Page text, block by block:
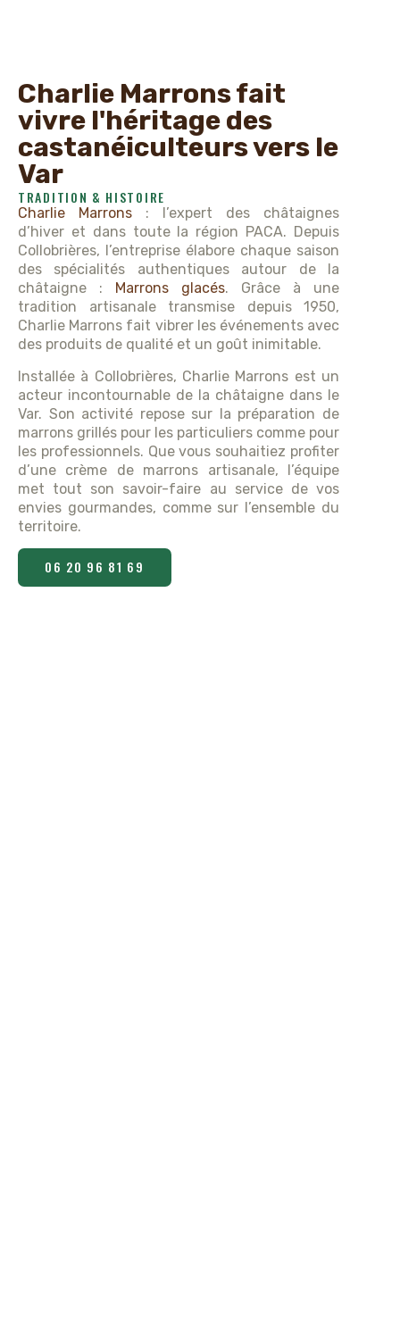
Charlie Marrons fait
vivre l'héritage des
castanéiculteurs vers le
Var
TRADITION & HISTOIRE
Charlie Marrons : l’expert des châtaignes
d’hiver et dans toute la région PACA. Depuis
Collobrières, l’entreprise élabore chaque saison
des spécialités authentiques autour de la
châtaigne :
Marrons glacés. Grâce à une
tradition artisanale transmise depuis 1950,
Charlie Marrons fait vibrer les événements avec
des produits de qualité et un goût inimitable.
Installée à Collobrières, Charlie Marrons est un
acteur incontournable de la châtaigne dans le
Var. Son activité repose sur la préparation de
marrons grillés pour les particuliers comme pour
les professionnels. Que vous souhaitiez profiter
d’une crème de marrons artisanale, l’équipe
met tout son savoir-faire au service de vos
envies gourmandes, comme sur l’ensemble du
territoire.
06 20 96 81 69